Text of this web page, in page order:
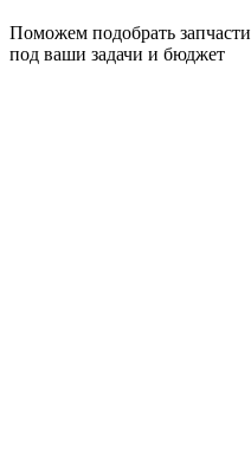
Поможем подобрать запчасти
под ваши задачи и бюджет